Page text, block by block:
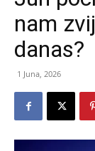
nam
danas?
1 Juna, 2026